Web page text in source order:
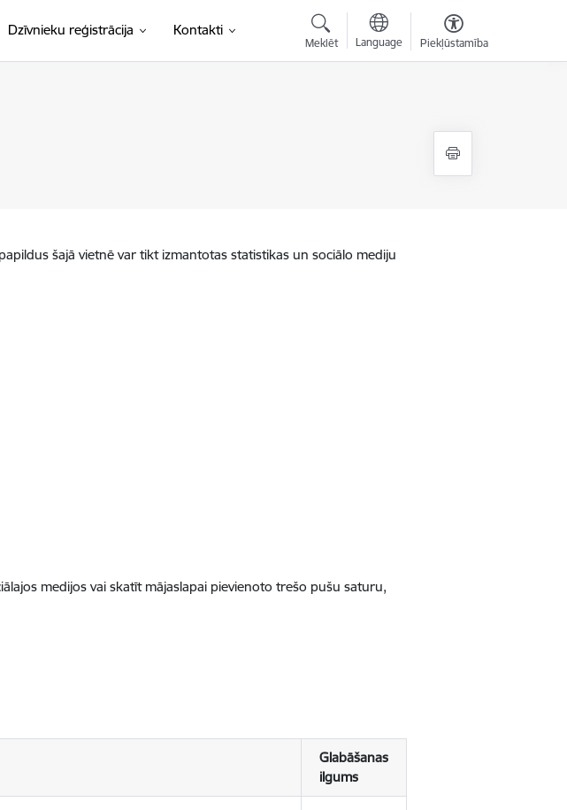
Dzīvnieku reģistrācija Kontakti
Meklēt Language Piekļūstamība
šajā vietnē var tikt izmantotas statistikas un sociālo mediju
medijos vai skatīt mājaslapai pievienoto trešo pušu saturu,
Glabāšanas
ilgums